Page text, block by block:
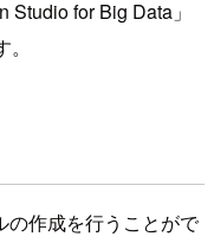
for Big Data」
の作成を行うことがで